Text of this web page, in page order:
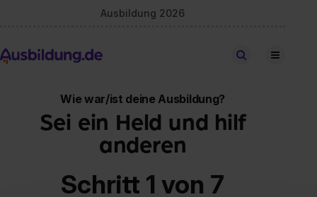
Ausbildung 2026
Stellen finden
Wie war/ist deine Ausbildung?
Sei ein Held und hilf
anderen
Schritt 1 von 7